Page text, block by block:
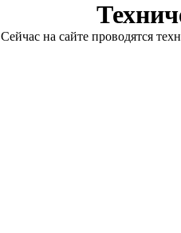
Сейчас на сайте проводятся